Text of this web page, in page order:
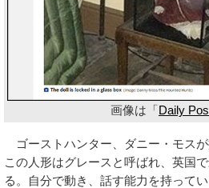
画像は「Daily
ゴーストハンター、ダニー・モスが
この人形はグレースと呼ばれ、英国
る。自分で動き、話す能力を持って